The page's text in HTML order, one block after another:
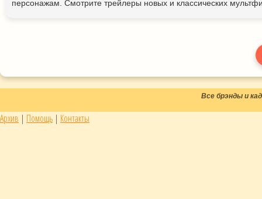
персонажам. Смотрите трейлеры новых и классических
Все брэнды и
Архив | Помощь | Контакты